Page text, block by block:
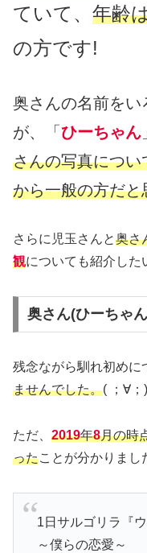
ていて、 年齢
の方です!
奥さんの名前をい
が、「 ひーちゃん
さんの写真につ
から一般の方だと
さらに児玉さんと奥さ
観についても紹介した
奥さん(ひーちゃ
残念ながら馴れ初めに
ませんでした。( ；∀；)
ただ、 2019年8月の時
ったことが分かりまし
1日サルゴリラ『
～僕らの恋愛～